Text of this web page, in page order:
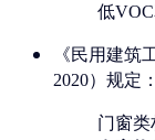
低
《民用建筑
2020）规定：
门窗